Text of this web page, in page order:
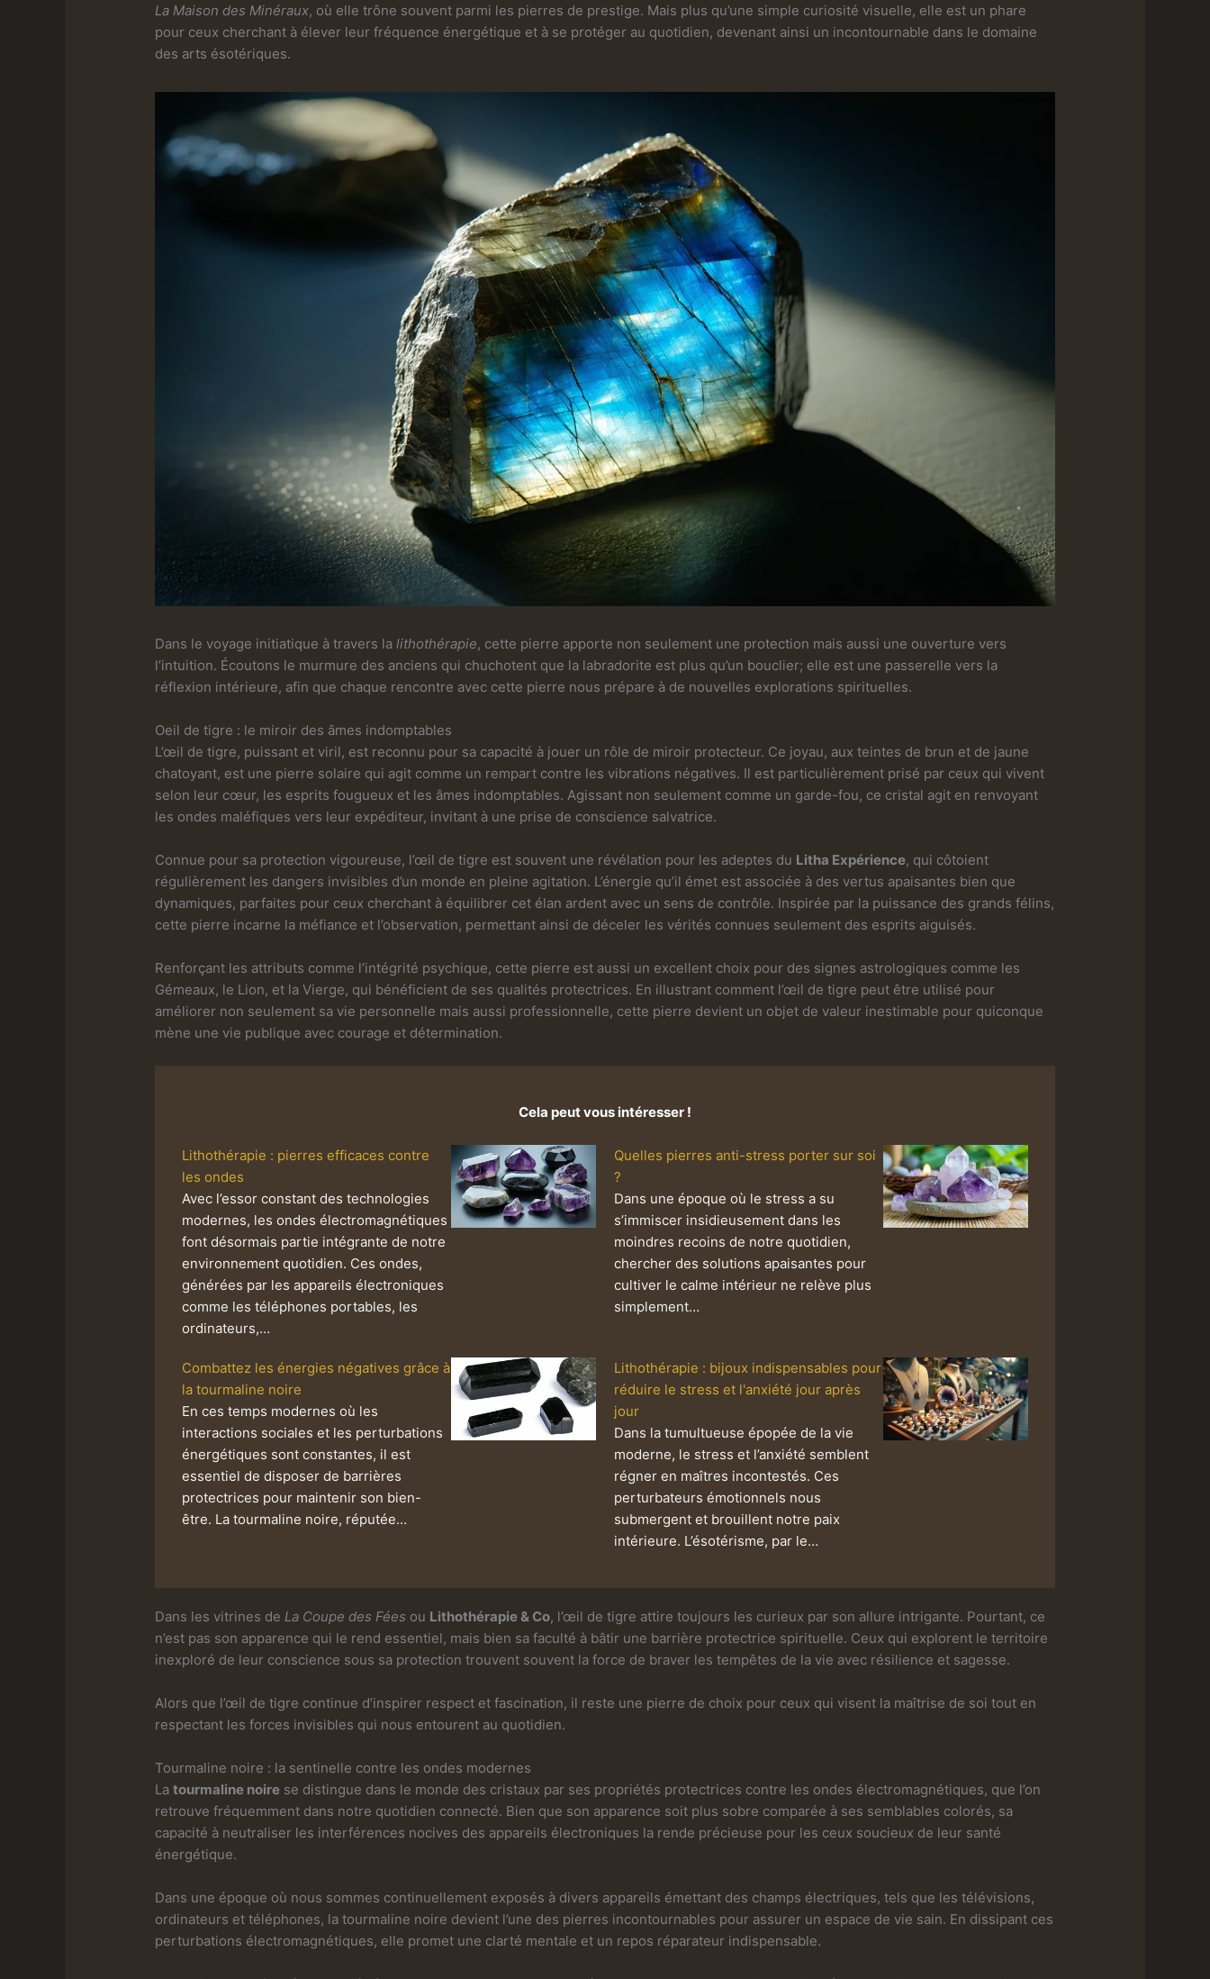
La Maison des Minéraux, où elle trône souvent parmi les pierres de prestige. Mais plus qu’une simple curiosité visuelle, elle est un phare
pour ceux cherchant à élever leur fréquence énergétique et à se protéger au quotidien, devenant ainsi un incontournable dans le domaine
des arts ésotériques.
Dans le voyage initiatique à travers lalithothérapie, cette pierre apporte non seulement une protection mais aussi une ouverture vers
l’intuition. Écoutons le murmure des anciens qui chuchotent que la labradorite est plus qu’un bouclier; elle est une passerelle vers la
réflexion intérieure, afin que chaque rencontre avec cette pierre nous prépare à de nouvelles explorations spirituelles.
Oeil de tigre : le miroir des âmes indomptables
L’œil de tigre, puissant et viril, est reconnu pour sa capacité à jouer un rôle de miroir protecteur. Ce joyau, aux teintes de brun et de jaune
chatoyant, est une pierre solaire qui agit comme un rempart contre les vibrations négatives. Il est particulièrement prisé par ceux qui vivent
selon leur cœur, les esprits fougueux et les âmes indomptables. Agissant non seulement comme un garde-fou, ce cristal agit en renvoyant
les ondes maléfiques vers leur expéditeur, invitant à une prise de conscience salvatrice.
Connue pour sa protection vigoureuse, l’œil de tigre est souvent une révélation pour les adeptes du Litha Expérience, qui côtoient
régulièrement les dangers invisibles d’un monde en pleine agitation. L’énergie qu’il émet est associée à des vertus apaisantes bien que
dynamiques, parfaites pour ceux cherchant à équilibrer cet élan ardent avec un sens de contrôle. Inspirée par la puissance des grands félins,
cette pierre incarne la méfiance et l’observation, permettant ainsi de déceler les vérités connues seulement des esprits aiguisés.
Renforçant les attributs comme l’intégrité psychique, cette pierre est aussi un excellent choix pour des signes astrologiques comme les
Gémeaux, le Lion, et la Vierge, qui bénéficient de ses qualités protectrices. En illustrant comment l’œil de tigre peut être utilisé pour
améliorer non seulement sa vie personnelle mais aussi professionnelle, cette pierre devient un objet de valeur inestimable pour quiconque
mène une vie publique avec courage et détermination.
Cela peut vous intéresser !
Lithothérapie : pierres efficaces contre
les ondes
Avec l’essor constant des technologies
modernes, les ondes électromagnétiques
font désormais partie intégrante de notre
environnement quotidien. Ces ondes,
générées par les appareils électroniques
comme les téléphones portables, les
ordinateurs,…
Quelles pierres anti-stress porter sur soi
?
Dans une époque où le stress a su
s’immiscer insidieusement dans les
moindres recoins de notre quotidien,
chercher des solutions apaisantes pour
cultiver le calme intérieur ne relève plus
simplement…
Combattez les énergies négatives grâce à
la tourmaline noire
En ces temps modernes où les
interactions sociales et les perturbations
énergétiques sont constantes, il est
essentiel de disposer de barrières
protectrices pour maintenir son bien-
être. La tourmaline noire, réputée…
Lithothérapie : bijoux indispensables pour
réduire le stress et l'anxiété jour après
jour
Dans la tumultueuse épopée de la vie
moderne, le stress et l’anxiété semblent
régner en maîtres incontestés. Ces
perturbateurs émotionnels nous
submergent et brouillent notre paix
intérieure. L’ésotérisme, par le…
Dans les vitrines deLa Coupe des Fées ou Lithothérapie & Co, l’œil de tigre attire toujours les curieux par son allure intrigante. Pourtant, ce
n’est pas son apparence qui le rend essentiel, mais bien sa faculté à bâtir une barrière protectrice spirituelle. Ceux qui explorent le territoire
inexploré de leur conscience sous sa protection trouvent souvent la force de braver les tempêtes de la vie avec résilience et sagesse.
Alors que l’œil de tigre continue d’inspirer respect et fascination, il reste une pierre de choix pour ceux qui visent la maîtrise de soi tout en
respectant les forces invisibles qui nous entourent au quotidien.
Tourmaline noire : la sentinelle contre les ondes modernes
Latourmaline noire se distingue dans le monde des cristaux par ses propriétés protectrices contre les ondes électromagnétiques, que l’on
retrouve fréquemment dans notre quotidien connecté. Bien que son apparence soit plus sobre comparée à ses semblables colorés, sa
capacité à neutraliser les interférences nocives des appareils électroniques la rende précieuse pour les ceux soucieux de leur santé
énergétique.
Dans une époque où nous sommes continuellement exposés à divers appareils émettant des champs électriques, tels que les télévisions,
ordinateurs et téléphones, la tourmaline noire devient l’une des pierres incontournables pour assurer un espace de vie sain. En dissipant ces
perturbations électromagnétiques, elle promet une clarté mentale et un repos réparateur indispensable.